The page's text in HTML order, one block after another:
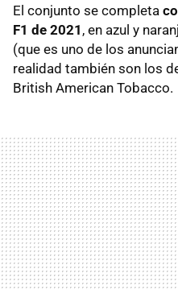
El conjunto se completa
F1 de 2021 , en azul y
(que es uno de los
realidad también son los
British American Tobacco.